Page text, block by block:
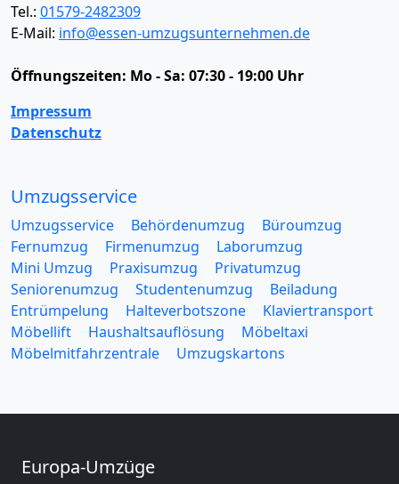
Tel.: 01579-2482309
E-Mail: info@essen-umzugsunternehmen.de
Öffnungszeiten: Mo - Sa: 07:30 - 19:00 Uhr
Impressum
Datenschutz
Umzugsservice
Umzugsservice Behördenumzug
Büroumzug
Fernumzug
Firmenumzug
Laborumzug
Mini Umzug
Praxisumzug
Privatumzug
Seniorenumzug
Studentenumzug
Beiladung
Entrümpelung
Halteverbotszone
Klaviertransport
Möbellift
Haushaltsauflösung
Möbeltaxi
Möbelmitfahrzentrale
Umzugskartons
Europa-Umzüge